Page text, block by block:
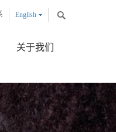
English
关于我们